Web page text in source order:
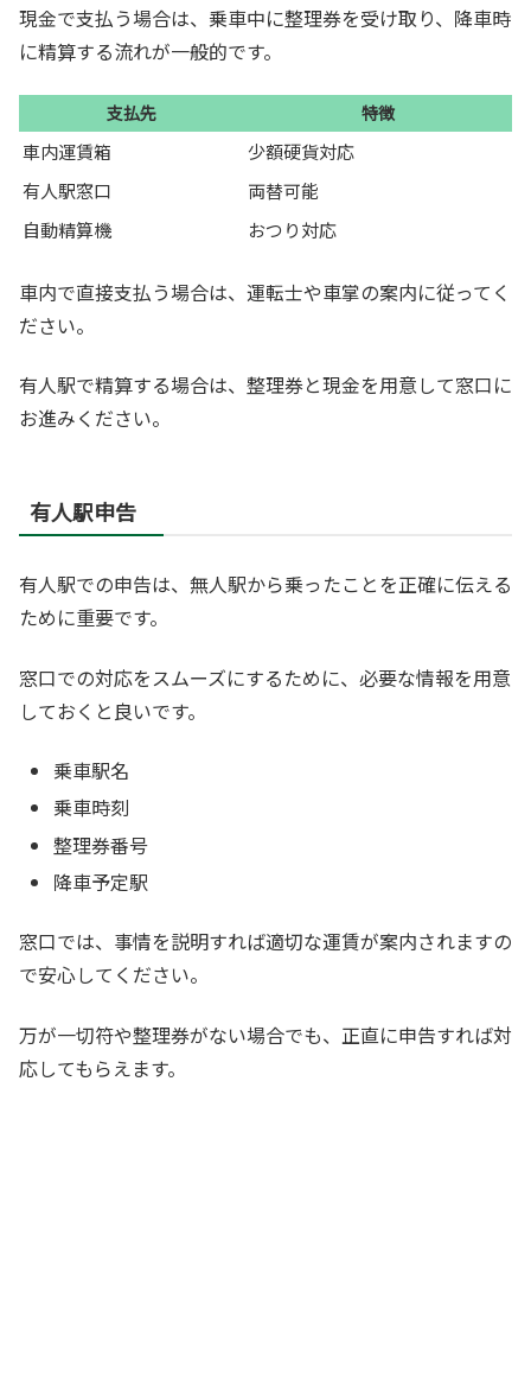
現金で支払う場合は、乗車中に整理券を受け取り、降車時
に精算する流れが一般的です。
支払先 特徴
車内運賃箱
少額硬貨対応
有人駅窓口
両替可能
自動精算機
おつり対応
車内で直接支払う場合は、運転士や車掌の案内に従ってく
ださい。
有人駅で精算する場合は、整理券と現金を用意して窓口に
お進みください。
有人駅申告
有人駅での申告は、無人駅から乗ったことを正確に伝える
ために重要です。
窓口での対応をスムーズにするために、必要な情報を用意
しておくと良いです。
乗車駅名
乗車時刻
整理券番号
降車予定駅
窓口では、事情を説明すれば適切な運賃が案内されますの
で安心してください。
万が一切符や整理券がない場合でも、正直に申告すれば対
応してもらえます。